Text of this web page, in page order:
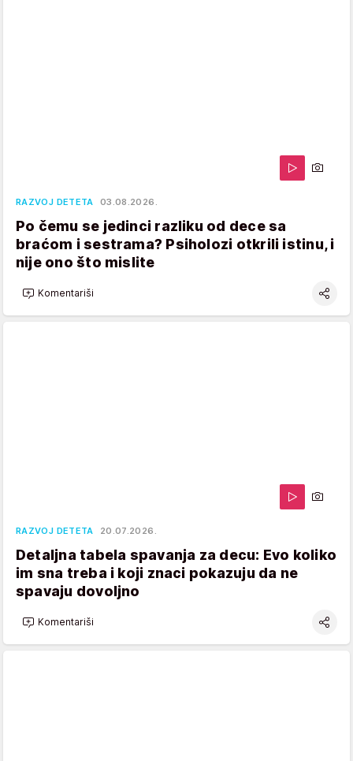
RAZVOJ DETETA 03.08.2026.
Po čemu se jedinci razliku od dece sa
braćom i sestrama? Psiholozi otkrili istinu, i
nije ono što mislite
Komentariši
RAZVOJ DETETA 20.07.2026.
Detaljna tabela spavanja za decu: Evo koliko
im sna treba i koji znaci pokazuju da ne
spavaju dovoljno
Komentariši